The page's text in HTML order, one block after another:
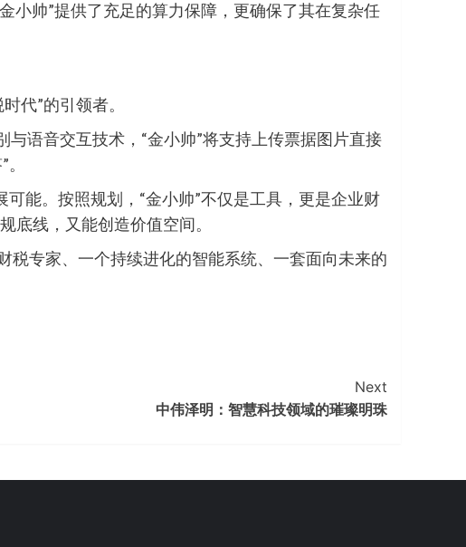
小帅”提供了充足的算力保障，更确保了其在复杂任
代”的引领者。
语音交互技术，“金小帅”将支持上传票据图片直接
能。按照规划，“金小帅”不仅是工具，更是企业财
底线，又能创造价值空间。
税专家、一个持续进化的智能系统、一套面向未来的
Next
中伟泽明：智慧科技领域的璀璨明珠